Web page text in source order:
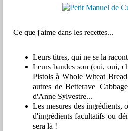
Ce que j'aime dans les recettes...
Leurs titres, qui ne se la
Leurs bandes son (oui, oui,
Pistols à Whole Wheat
autres de Betterave,
d'Anne Sylvestre...
Les mesures des ingrédients,
d'ingrédients facultatifs ou
sera là !